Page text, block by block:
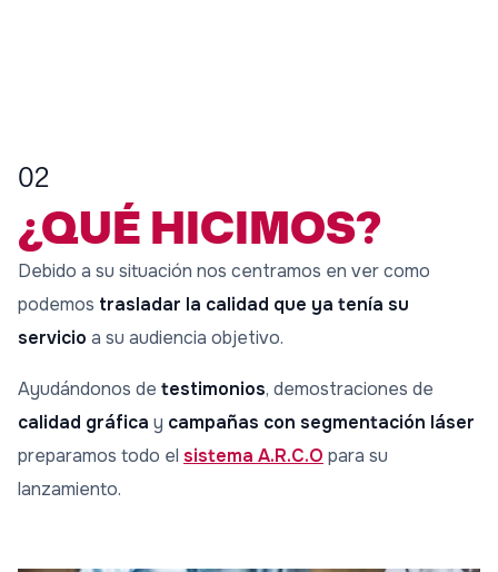
02
¿QUÉ HICIMOS?
Debido a su situación nos centramos en ver como
podemos trasladar la calidad que ya tenía su
servicio a su audiencia objetivo.
Ayudándonos de testimonios, demostraciones de
calidad gráfica y campañas con segmentación láser
preparamos todo el sistema A.R.C.O para su
lanzamiento.